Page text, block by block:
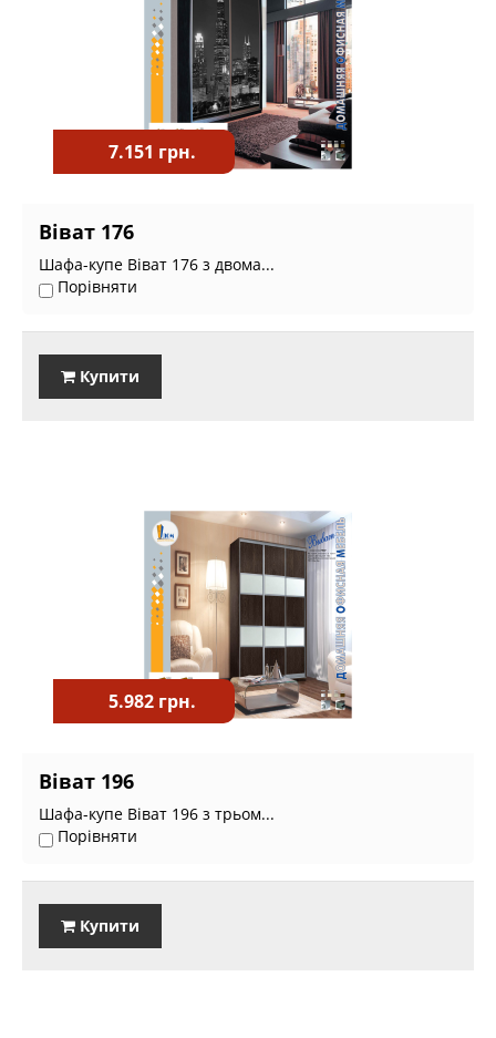
7.151 грн.
Віват 176
Шафа-купе Віват 176 з двома...
Порівняти
Купити
5.982 грн.
Віват 196
Шафа-купе Віват 196 з трьом...
Порівняти
Купити